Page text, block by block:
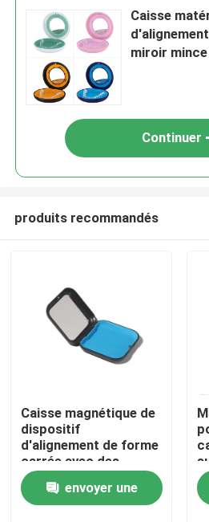
Accueil
A propos de nous
Caisse
miroir
Continuer
produits recommandés
Caisse magnétique de
dispositif
d'alignement de forme
carrée avec des
couleurs multi de
contrat de miroir
envoyer une